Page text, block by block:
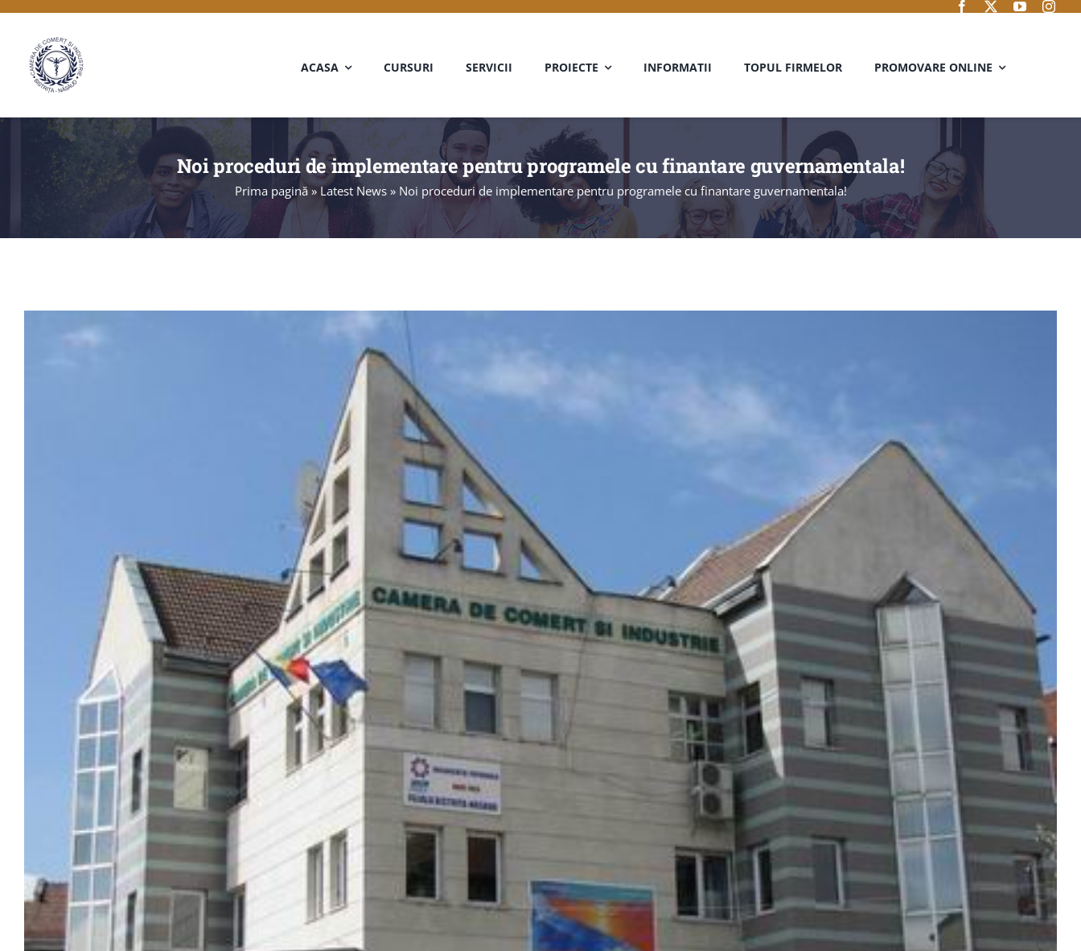
Skip
content
ACASA CURSURI SERVICII PROIECTE INFORMATII TOPUL FIRMELOR PROMOVARE ONLINE
Noi proceduri de implementare pentru programele cu finantare guvernamentala!
Prima pagină» Latest News» Noi proceduri de implementare pentru programele cu finantare guvernamentala!